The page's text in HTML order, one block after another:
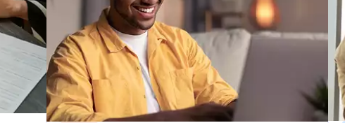
elétrico de
Curitiba / PR
ou
de sua